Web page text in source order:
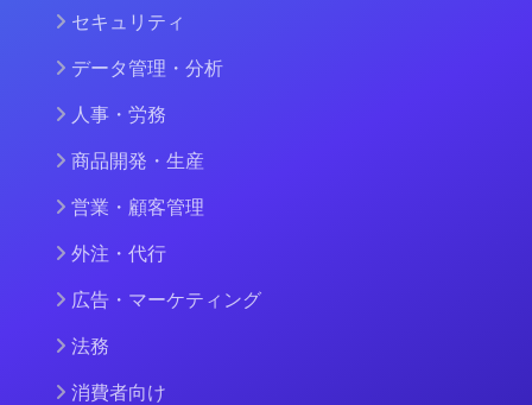
セキュリティ
データ管理・分析
人事・労務
商品開発・生産
営業・顧客管理
外注・代行
広告・マーケティング
法務
消費者向け